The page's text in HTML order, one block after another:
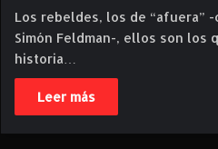
Los rebeldes, los de “afuera”
Simón Feldman-, ellos son los
historia…
Leer más